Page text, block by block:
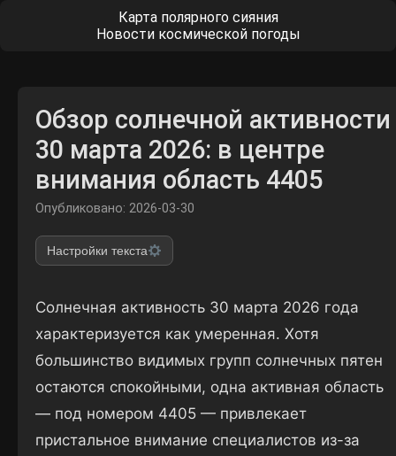
Карта полярного сияния
Новости космической погоды
Обзор солнечной активности
30 марта 2026: в центре
внимания область 4405
Опубликовано: 2026-03-30
Настройки текста
Солнечная активность 30 марта 2026 года
характеризуется как умеренная. Хотя
большинство видимых групп солнечных пятен
остаются спокойными, одна активная область
— под номером 4405 — привлекает
пристальное внимание специалистов из-за